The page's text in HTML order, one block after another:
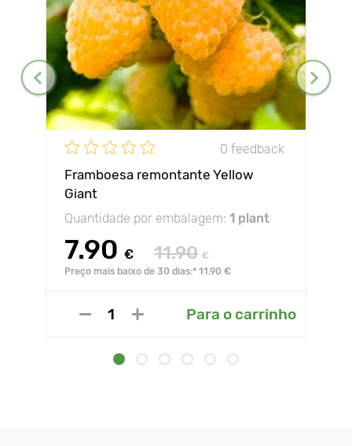
0 feedback
Framboesa remontante Yellow
Giant
Quantidade por embalagem: 1 plant
7.90 € 11.90 €
Preço mais baixo de 30 dias:* 11.90 €
Para o carrinho